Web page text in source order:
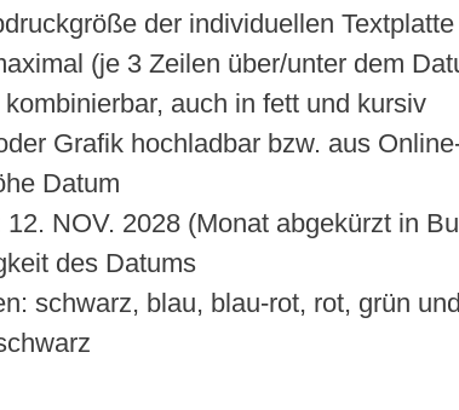
der individuellen Textplatte
(je 3 Zeilen über/unter dem
auch in fett und kursiv
Grafik hochladbar bzw. aus
Datum
NOV. 2028 (Monat abgekürzt in
des Datums
schwarz, blau, blau-rot, rot, grün